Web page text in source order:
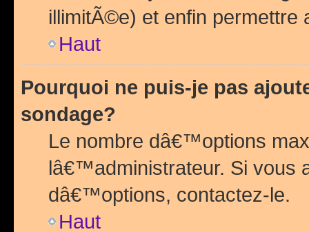
illimitÃ©e) et enfin permettre
Haut
Pourquoi ne puis-je pas
sondage?
Le nombre dâ€™options
lâ€™administrateur. Si vous
dâ€™options, contactez-le.
Haut